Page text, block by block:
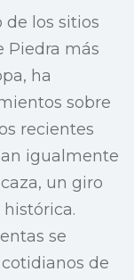
los sitios
Piedra más
ha
sobre
recientes
igualmente
un giro
se
de